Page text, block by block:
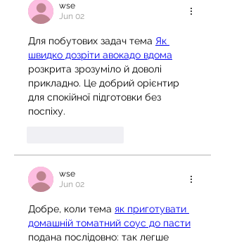
wse
Jun 02
Для побутових задач тема Як
швидко дозріти авокадо вдома
розкрита зрозуміло й доволі
прикладно. Це добрий орієнтир
для спокійної підготовки без
поспіху.
wse
Jun 02
Добре, коли тема як приготувати
домашній томатний соус до пасти
подана послідовно: так легше